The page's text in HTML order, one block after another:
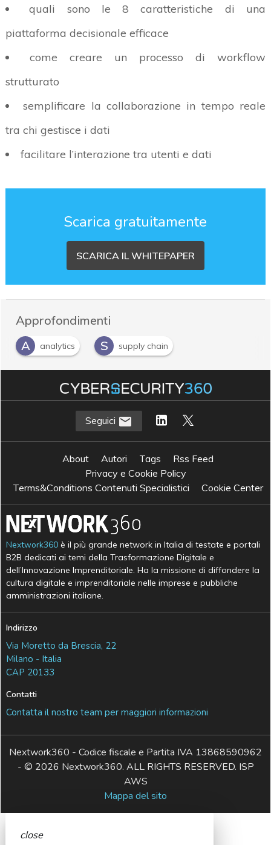
quali sono le 8 caratteristiche di una
piattaforma decisionale efficace
come creare un processo di workflow
strutturato
semplificare la collaborazione in tempo reale
tra chi gestisce i dati
facilitare l’interazione tra utenti e dati
Scarica gratuitamente
SCARICA IL WHITEPAPER
Approfondimenti
A
analytics S supply chain
Seguici
About Autori Tags
Rss Feed
Privacy e Cookie Policy
Terms&Conditions Contenuti Specialistici
Cookie Center
Nextwork360 è il più grande network in Italia di testate e portali
B2B dedicati ai temi della Trasformazione Digitale e
dell’Innovazione Imprenditoriale. Ha la missione di diffondere la
cultura digitale e imprenditoriale nelle imprese e pubbliche
amministrazioni italiane.
Indirizzo
Via Moretto da Brescia, 22
Milano - Italia
CAP 20133
Contatti
Contatta il nostro team per maggiori informazioni
Nextwork360 - Codice fiscale e Partita IVA 13868590962
- © 2026 Nextwork360. ALL RIGHTS RESERVED. ISP
AWS
Mappa del sito
close